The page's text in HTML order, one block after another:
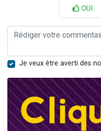
OUI
Je veux être averti des